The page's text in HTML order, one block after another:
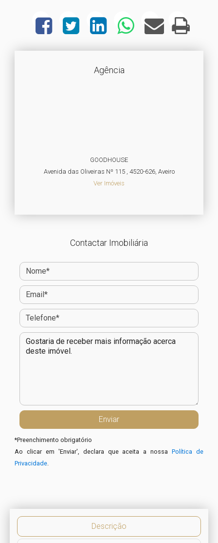
Agência
GOODHOUSE
Avenida das Oliveiras Nº 115 , 4520-626, Aveiro
Ver Imóveis
Contactar Imobiliária
*Preenchimento obrigatório
Ao clicar em 'Enviar', declara que aceita a nossaPolítica de
Privacidade
Descrição